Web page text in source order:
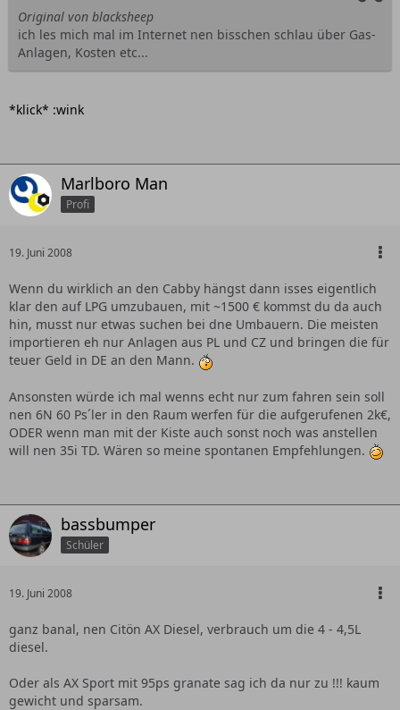
Original von blacksheep
ich les mich mal im Internet nen bisschen schlau über Gas-
Anlagen, Kosten etc...
*klick* :wink
Marlboro Man
Profi
19. Juni 2008
Wenn du wirklich an den Cabby hängst dann isses eigentlich
klar den auf LPG umzubauen, mit ~1500 € kommst du da auch
hin, musst nur etwas suchen bei dne Umbauern. Die meisten
importieren eh nur Anlagen aus PL und CZ und bringen die für
teuer Geld in DE an den Mann.
Ansonsten würde ich mal wenns echt nur zum fahren sein soll
nen 6N 60 Ps´ler in den Raum werfen für die aufgerufenen 2k€,
ODER wenn man mit der Kiste auch sonst noch was anstellen
will nen 35i TD. Wären so meine spontanen Empfehlungen.
bassbumper
Schüler
19. Juni 2008
ganz banal, nen Citön AX Diesel, verbrauch um die 4 - 4,5L
diesel.
Oder als AX Sport mit 95ps granate sag ich da nur zu !!! kaum
gewicht und sparsam.